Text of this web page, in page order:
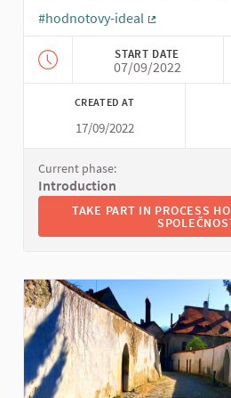
#hodnotovy-ideal
START DATE
07/09/2022
CREATED AT
17/09/2022
Current phase:
Introduction
TAKE PART IN PROCESS
TAKE PART IN PROCESS